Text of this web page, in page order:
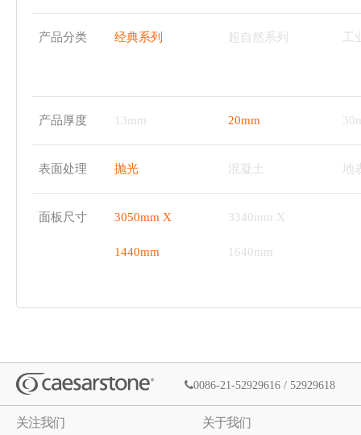
产品分类 经典系列 超自然系列
产品厚度 13mm 20mm
表面处理 抛光 混凝土 地
面板尺寸 3050mm X
1440mm
3340mm X
1640mm
0086-21-52929616 / 52929618
关注我们 关于我们